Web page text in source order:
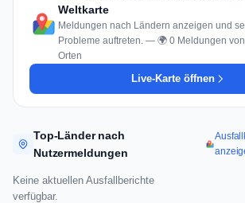
Weltkarte
Meldungen nach Ländern anzeigen und
Probleme auftreten. — 🌍 0 Meldungen
Orten
Live-Karte öffnen
Top-Länder nach
Nutzermeldungen
Keine aktuellen Ausfallberichte
verfügbar.